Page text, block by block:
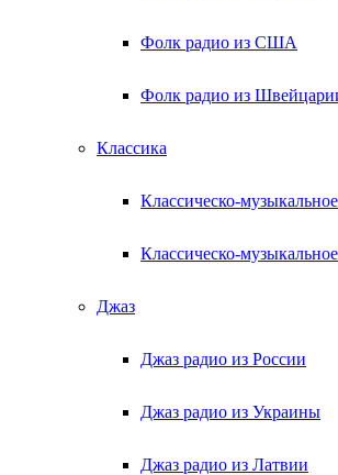
Фолк радио из США
Фолк радио из
Классика
Классическо-
Классическо-
Джаз
Джаз радио из России
Джаз радио из Украины
Джаз радио из Латвии